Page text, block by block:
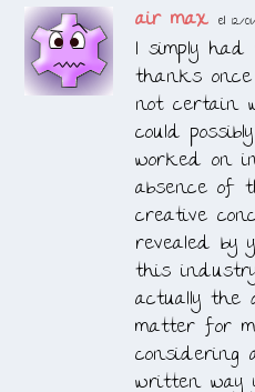
air max el 12/
I simply
thanks once
not certain
could
worked on
absence of
creative
revealed by
this
actually the
matter for
considering
written way